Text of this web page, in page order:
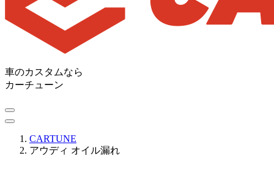
車のカスタムなら
カーチューン
CARTUNE
アウディ オイル漏れ